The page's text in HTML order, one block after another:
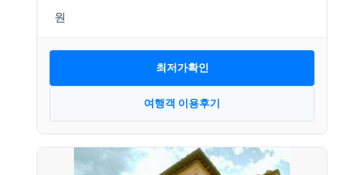
최저가확인
여행객 이용후기